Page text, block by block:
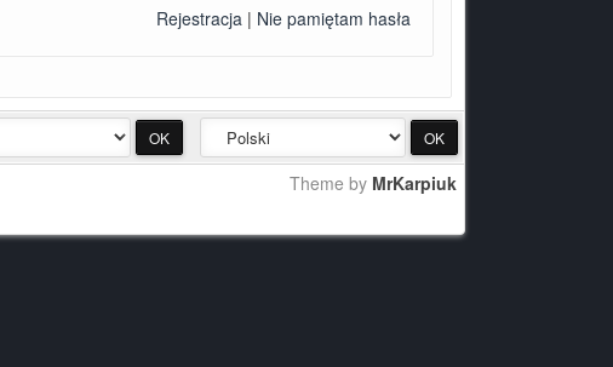
Rejestracja | Nie pamiętam hasła
Theme by MrKarpiuk